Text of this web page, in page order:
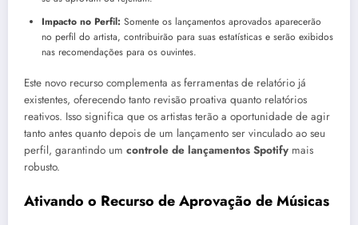
Impacto no Perfil: Somente os lançamentos aprovados aparecerão
no perfil do artista, contribuirão para suas estatísticas e serão exibidos
nas recomendações para os ouvintes.
Este novo recurso complementa as ferramentas de relatório já
existentes, oferecendo tanto revisão proativa quanto relatórios
reativos. Isso significa que os artistas terão a oportunidade de agir
tanto antes quanto depois de um lançamento ser vinculado ao seu
perfil, garantindo um controle de lançamentos Spotify mais
robusto.
Ativando o Recurso de Aprovação de Músicas